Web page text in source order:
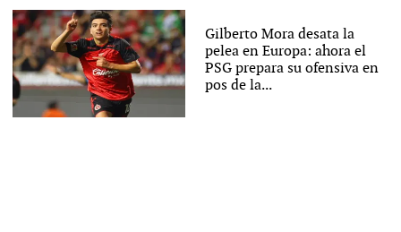
Gilberto Mora desata la
pelea en Europa: ahora el
PSG prepara su ofensiva en
pos de la...